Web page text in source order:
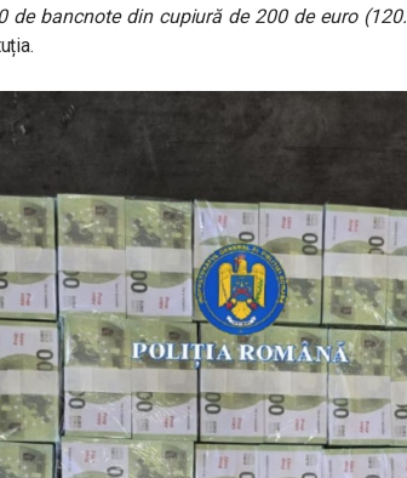
de bancnote din cupiură de 200 de euro